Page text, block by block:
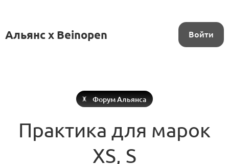
Альянс x Beinopen Войти
Форум Альянса
Практика для марок
XS, S